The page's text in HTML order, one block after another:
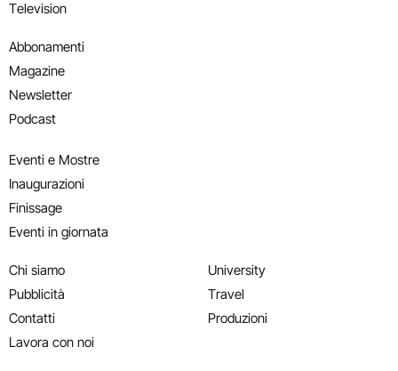
Television
Abbonamenti
Magazine
Newsletter
Podcast
Eventi e Mostre
Inaugurazioni
Finissage
Eventi in giornata
Chi siamo
Pubblicità
Contatti
Lavora con noi
University
Travel
Produzioni